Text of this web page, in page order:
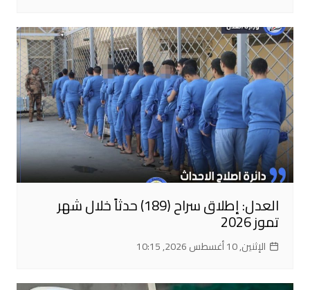
العدل: إطلاق سراح (189) حدثاً خلال شهر
تموز 2026
الإثنين, 10 أغسطس 2026, 10:15